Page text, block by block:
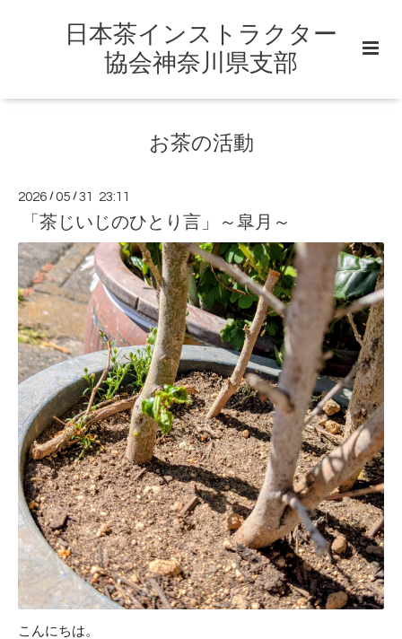
日本茶インストラクター
協会神奈川県支部
お茶の活動
2026 /05 /31 23:11
「茶じいじのひとり言」～皐月～
こんにちは。